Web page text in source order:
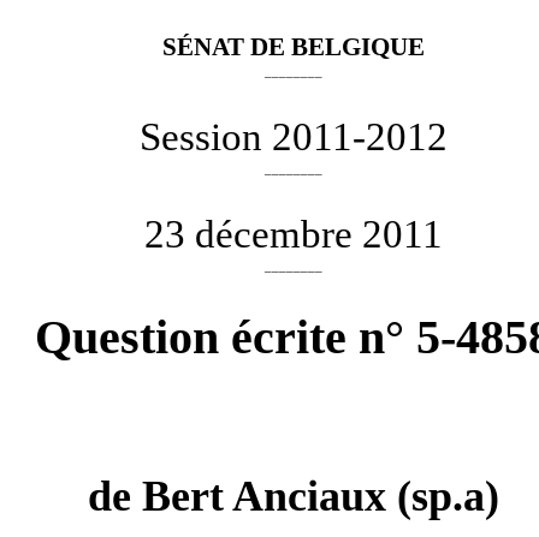
SÉNAT DE BELGIQUE
Session 2011-2012
23 décembre 2011
Question écrite n° 5-
deBert Anciaux (sp.a)